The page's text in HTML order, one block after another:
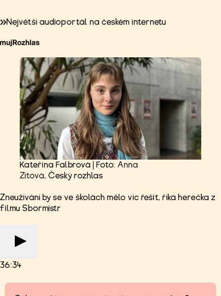
Největší audioportál na českém internetu
Kateřina Falbrová | Foto: Anna
Zítová, Český rozhlas
Zneužívání by se ve školách mělo víc řešit, říká herečka z
filmu Sbormistr
36:34